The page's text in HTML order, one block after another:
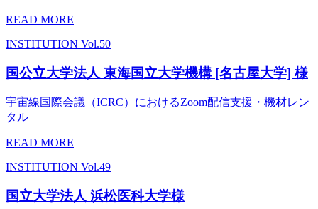
READ MORE
INSTITUTION Vol.50
国公立大学法人 東海国立大学機構 [名古屋大学] 様
宇宙線国際会議（ICRC）におけるZoom配信支援・機材レン
タル
READ MORE
INSTITUTION Vol.49
国立大学法人 浜松医科大学様